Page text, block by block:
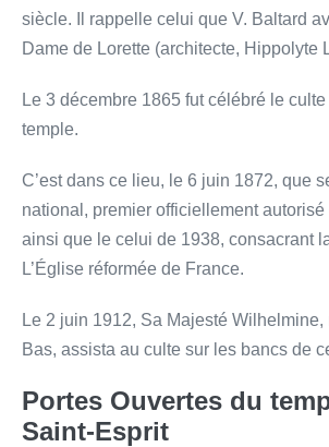
siècle. Il rappelle celui que V. Baltard
Dame de Lorette (architecte, Hippolyte
Le 3 décembre 1865 fut célébré le
temple.
C’est dans ce lieu, le 6 juin 1872, que
national, premier officiellement
ainsi que le celui de 1938, consacrant
L’Église réformée de France.
Le 2 juin 1912, Sa Majesté
Bas, assista au culte sur les bancs de
Portes Ouvertes du
Saint-Esprit